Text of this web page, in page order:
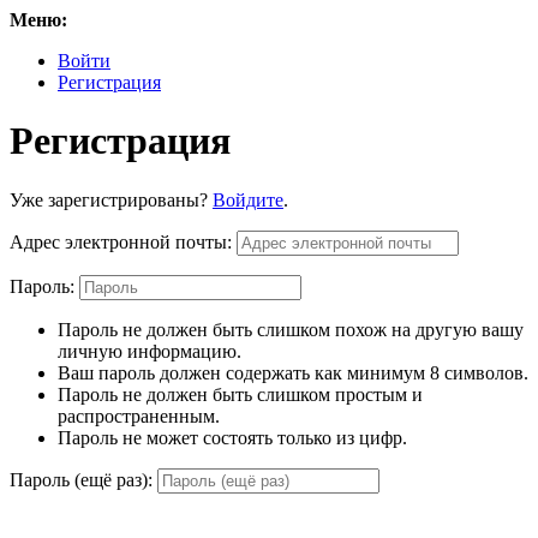
Меню:
Войти
Регистрация
Регистрация
Уже зарегистрированы? Войдите.
Адрес электронной почты:
Пароль:
Пароль не должен быть слишком похож на другую вашу
личную информацию.
Ваш пароль должен содержать как минимум 8 символов.
Пароль не должен быть слишком простым и
распространенным.
Пароль не может состоять только из цифр.
Пароль (ещё раз):